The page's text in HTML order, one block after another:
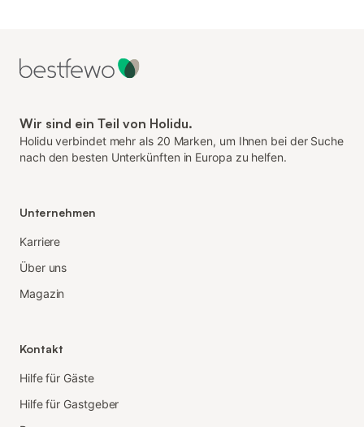
Wir sind ein Teil von Holidu.
Holidu verbindet mehr als 20 Marken, um Ihnen bei der Suche
nach den besten Unterkünften in Europa zu helfen.
Unternehmen
Karriere
Über uns
Magazin
Kontakt
Hilfe für Gäste
Hilfe für Gastgeber